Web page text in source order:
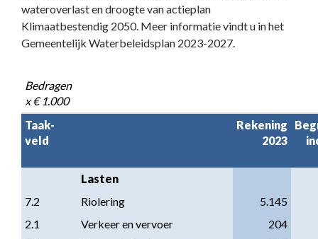
wateroverlast en droogte van actieplan
Klimaatbestendig 2050. Meer informatie vindt u in het
Gemeentelijk Waterbeleidsplan 2023-2027.
Bedragen
x € 1.000
Taak-
veld
Rekening
2023
Lasten
7.2
Riolering
5.145
2.1
Verkeer en vervoer
204